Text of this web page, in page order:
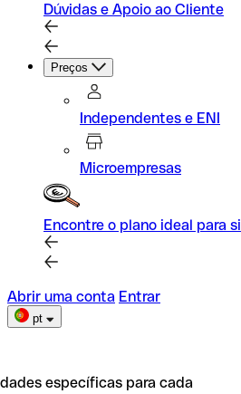
Dúvidas e Apoio ao Cliente
Preços
Independentes e ENI
Microempresas
Encontre o plano ideal para si
Abrir uma conta Entrar
pt
específicas para cada